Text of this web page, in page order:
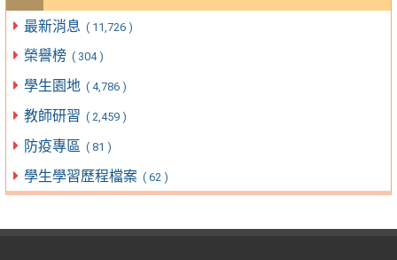
最新消息 ( 11,726 )
榮譽榜 ( 304 )
學生園地 ( 4,786 )
教師研習 ( 2,459 )
防疫專區 ( 81 )
學生學習歷程檔案 ( 62 )